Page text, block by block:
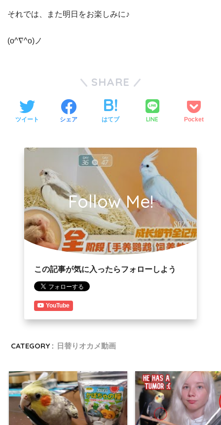
それでは、また明日をお楽しみに♪
(o^∇^o)ノ
SHARE
ツイート シェア はてブ LINE Pocket
Follow Me!
この記事が気に入ったらフォローしよう
YouTube
CATEGORY : 日替りオカメ動画